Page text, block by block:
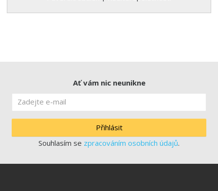
Ať vám nic neunikne
Přihlásit
Souhlasím se zpracováním osobních údajů.